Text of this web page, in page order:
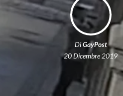
DiGayPost
20 Dicembre 2019